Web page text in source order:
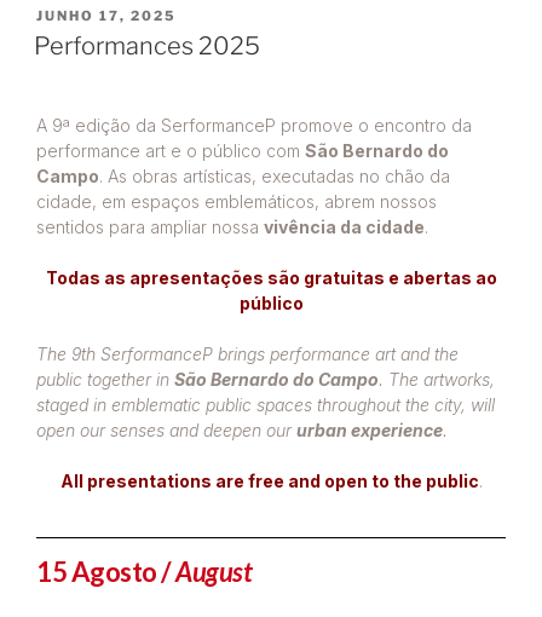
JUNHO 17, 2025
Performances 2025
A 9ª edição da SerformanceP promove o encontro da
performance art e o público com São Bernardo do
Campo. As obras artísticas, executadas no chão da
cidade, em espaços emblemáticos, abrem nossos
sentidos para ampliar nossa vivência da cidade.
Todas as apresentações são gratuitas e abertas ao
público
The 9th SerformanceP brings performance art and the
public together in São Bernardo do Campo. The artworks,
staged in emblematic public spaces throughout the city, will
open our senses and deepen oururban experience.
All presentations are free and open to the public.
15 Agosto /August